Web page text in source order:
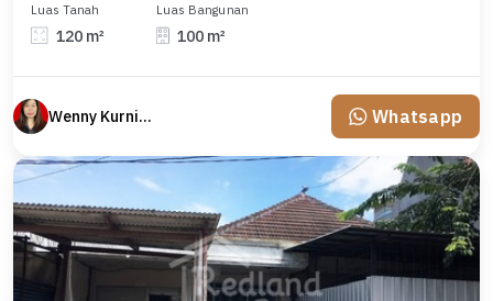
Luas Tanah
120 m²
Luas Bangunan
100 m²
Wenny Kurniawati Whatsapp